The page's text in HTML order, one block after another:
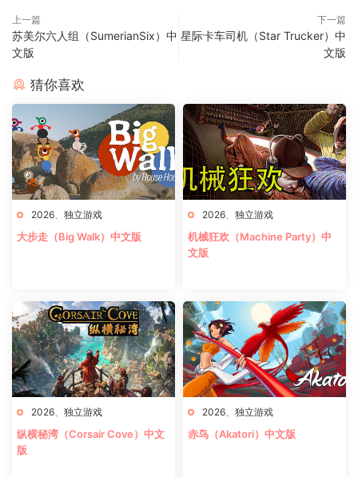
上一篇
苏美尔六人组（SumerianSix）中
文版
下一篇
星际卡车司机（Star Trucker）中
文版
猜你喜欢
2026 独立游戏
大步走（Big Walk）中文版
2026 独立游戏
机械狂欢（Machine Party）中
文版
2026 独立游戏
纵横秘湾（Corsair Cove）中文
版
2026 独立游戏
赤鸟（Akatori）中文版